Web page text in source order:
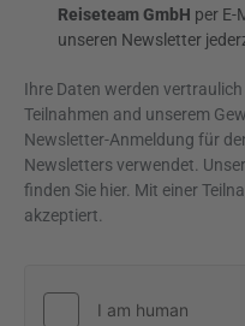
Reiseteam GmbH per E-
unseren Newsletter
Ihre Daten werden
Teilnahmen and unserem
Newsletter-Anmeldung für
Newsletters verwendet.
finden Sie hier. Mit einer
akzeptiert.